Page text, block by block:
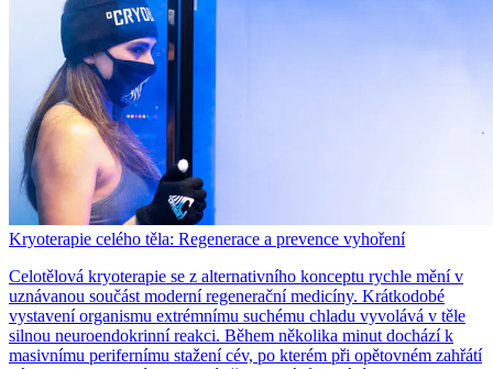
Kryoterapie celého těla: Regenerace a prevence vyhoření
Celotělová kryoterapie se z alternativního konceptu rychle mění v
uznávanou součást moderní regenerační medicíny. Krátkodobé
vystavení organismu extrémnímu suchému chladu vyvolává v těle
silnou neuroendokrinní reakci. Během několika minut dochází k
masivnímu perifernímu stažení cév, po kterém při opětovném zahřátí